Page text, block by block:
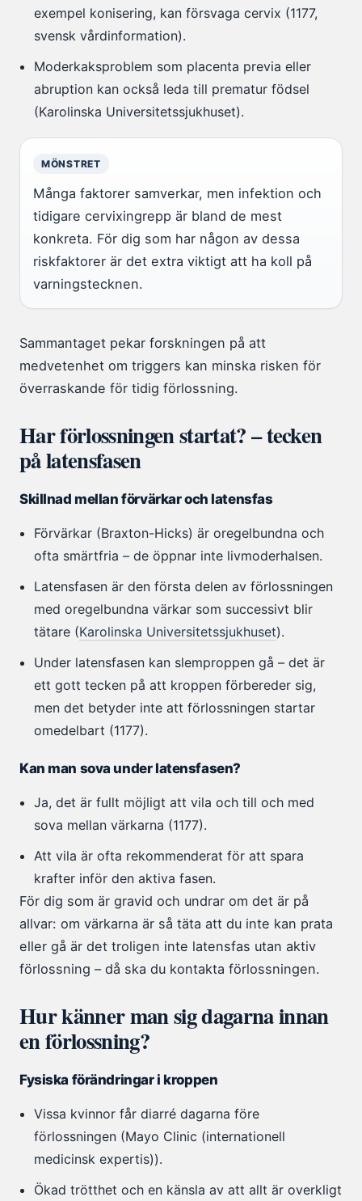
exempel konisering, kan försvaga cervix (1177,
svensk vårdinformation).
Moderkaksproblem som placenta previa eller
abruption kan också leda till prematur födsel
(Karolinska Universitetssjukhuset).
MÖNSTRET
Många faktorer samverkar, men infektion och
tidigare cervixingrepp är bland de mest
konkreta. För dig som har någon av dessa
riskfaktorer är det extra viktigt att ha koll på
varningstecknen.
Sammantaget pekar forskningen på att
medvetenhet om triggers kan minska risken för
överraskande för tidig förlossning.
Har förlossningen startat? – tecken
på latensfasen
Skillnad mellan förvärkar och latensfas
Förvärkar (Braxton-Hicks) är oregelbundna och
ofta smärtfria – de öppnar inte livmoderhalsen.
Latensfasen är den första delen av förlossningen
med oregelbundna värkar som successivt blir
tätare (Karolinska Universitetssjukhuset).
Under latensfasen kan slemproppen gå – det är
ett gott tecken på att kroppen förbereder sig,
men det betyder inte att förlossningen startar
omedelbart (1177).
Kan man sova under latensfasen?
Ja, det är fullt möjligt att vila och till och med
sova mellan värkarna (1177).
Att vila är ofta rekommenderat för att spara
krafter inför den aktiva fasen.
För dig som är gravid och undrar om det är på
allvar: om värkarna är så täta att du inte kan prata
eller gå är det troligen inte latensfas utan aktiv
förlossning – då ska du kontakta förlossningen.
Hur känner man sig dagarna innan
en förlossning?
Fysiska förändringar i kroppen
Vissa kvinnor får diarré dagarna före
förlossningen (Mayo Clinic (internationell
medicinsk expertis)).
Ökad trötthet och en känsla av att allt är overkligt